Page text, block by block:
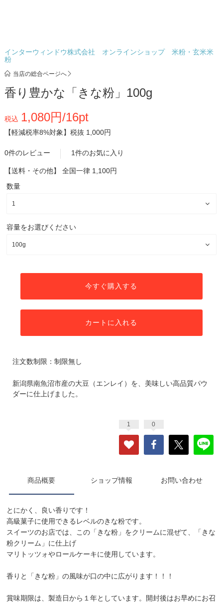
インターウィンドウ株式会社 オンラインショップ 米粉・玄米米
粉
当店の総合ページへ
香り豊かな「きな粉」100g
税込 1,080円/16pt
【軽減税率8%対象】 税抜 1,000円
0件のレビュー 1件のお気に入り
【送料・その他】 全国一律 1,100円
数量
容量をお選びください
今すぐ購入する
カートに入れる
注文数制限：制限無し
新潟県南魚沼市産の大豆（エンレイ）を、美味しい高品質パウ
ダーに仕上げました。
1 0
商品概要 ショップ情報 お問い合わせ
とにかく、良い香りです！
高級菓子に使用できるレベルのきな粉です。
スイーツのお店では、この「きな粉」をクリームに混ぜて、「きな
粉クリーム」に仕上げ
マリトッツォやロールケーキに使用しています。
香りと「きな粉」の風味が口の中に広がります！！！
賞味期限は、製造日から１年としています。開封後はお早めにお召